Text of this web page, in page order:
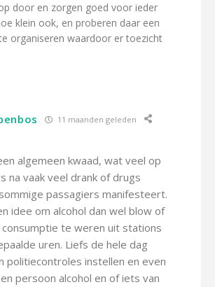
door en zorgen goed voor ieder
klein ook, en proberen daar een
organiseren waardoor er toezicht
11 maanden geleden
algemeen kwaad, wat veel op
na vaak veel drank of drugs
passagiers manifesteert.
idee om alcohol dan wel blow of
te weren uit stations
uren. Liefs de hele dag
politiecontroles instellen en even
persoon alcohol en of iets van